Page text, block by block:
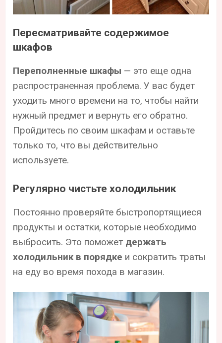
Пересматривайте содержимое
шкафов
Переполненные шкафы — это еще одна
распространенная проблема. У вас будет
уходить много времени на то, чтобы найти
нужный предмет и вернуть его обратно.
Пройдитесь по своим шкафам и оставьте
только то, что вы действительно
используете.
Регулярно чистьте холодильник
Постоянно проверяйте быстропортящиеся
продукты и остатки, которые необходимо
выбросить. Это поможет держать
холодильник в порядке и сократить траты
на еду во время похода в магазин.